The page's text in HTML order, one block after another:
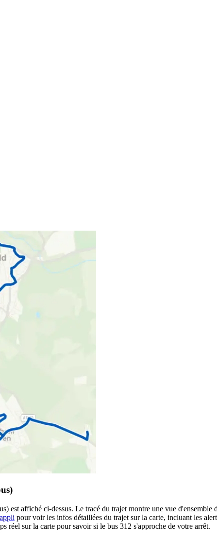
est affiché ci-dessus. Le tracé du trajet montre une vue
pour voir les infos détaillées du trajet sur la carte, incluant les
réel sur la carte pour savoir si le bus 312 s'approche de votre arrêt.